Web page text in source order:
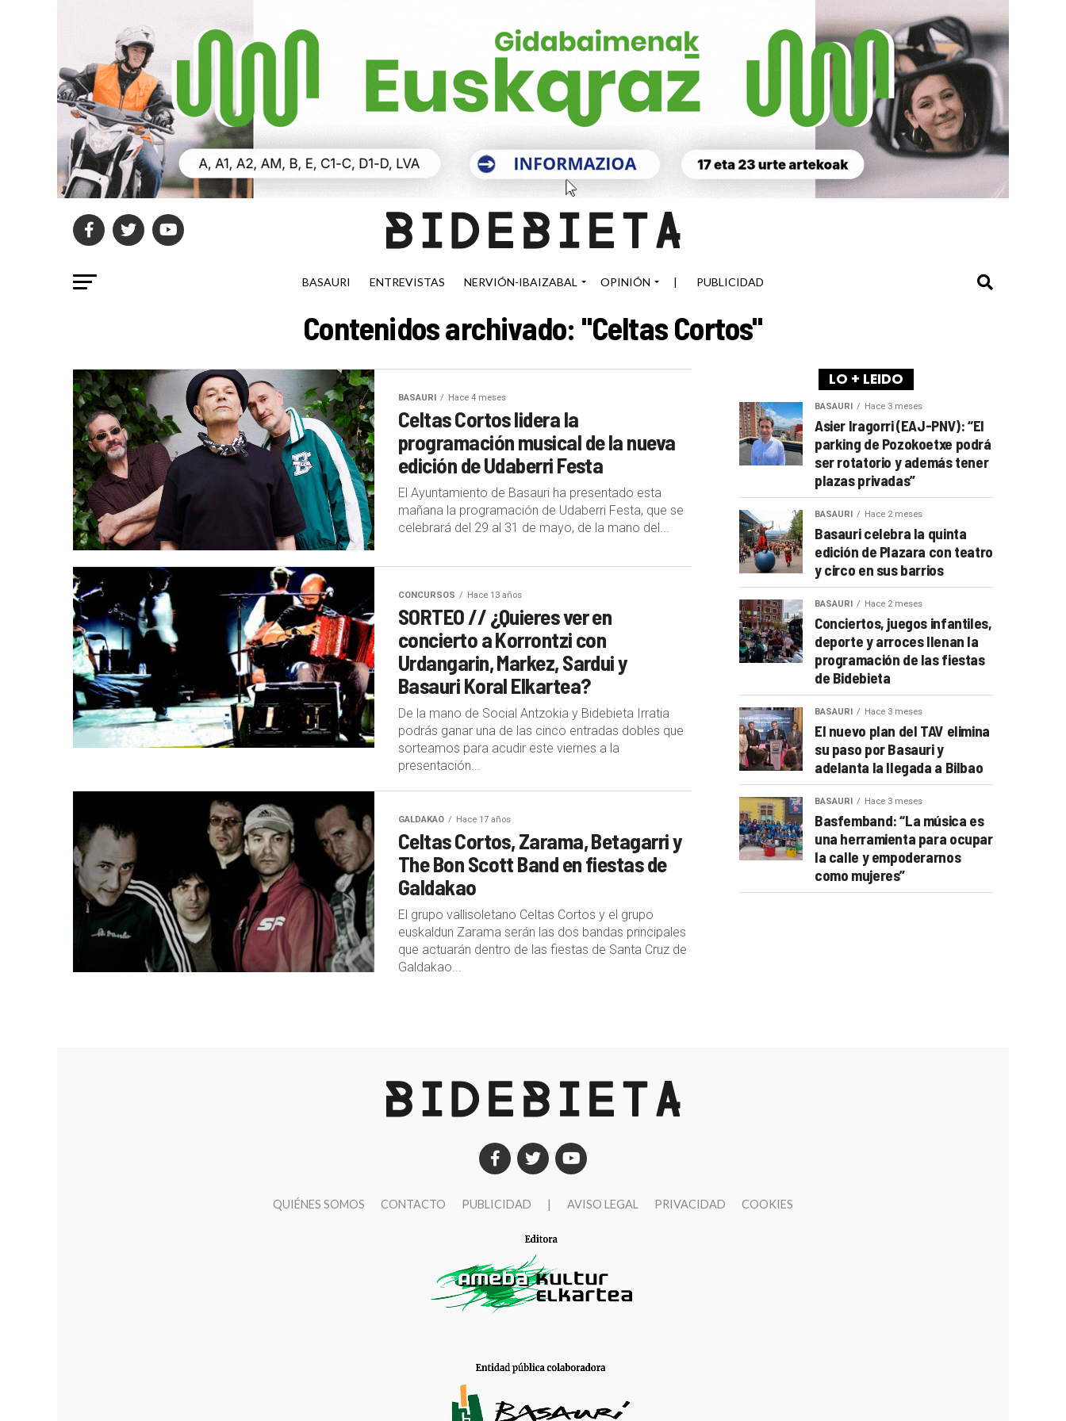
BASAURI ENTREVISTAS NERVIÓN-IBAIZABAL OPINIÓN | PUBLICIDAD
Contenidos archivado: "Celtas Cortos"
BASAURI Hace 4 meses
Celtas Cortos lidera la
programación musical de la nueva
edición de Udaberri Festa
El Ayuntamiento de Basauri ha presentado esta
mañana la programación de Udaberri Festa, que se
celebrará del 29 al 31 de mayo, de la mano del...
CONCURSOS Hace 13 años
SORTEO // ¿Quieres ver en
concierto a Korrontzi con
Urdangarin, Markez, Sardui y
Basauri Koral Elkartea?
De la mano de Social Antzokia y Bidebieta Irratia
podrás ganar una de las cinco entradas dobles que
sorteamos para acudir este viernes a la
presentación...
GALDAKAO Hace 17 años
Celtas Cortos, Zarama, Betagarri y
The Bon Scott Band en fiestas de
Galdakao
El grupo vallisoletano Celtas Cortos y el grupo
euskaldun Zarama serán las dos bandas principales
que actuarán dentro de las fiestas de Santa Cruz de
Galdakao...
LO + LEIDO
BASAURI Hace 3 meses
Asier Iragorri (EAJ-PNV): “El
parking de Pozokoetxe podrá
ser rotatorio y además tener
plazas privadas”
BASAURI Hace 2 meses
Basauri celebra la quinta
edición de Plazara con teatro
y circo en sus barrios
BASAURI Hace 2 meses
Conciertos, juegos infantiles,
deporte y arroces llenan la
programación de las fiestas
de Bidebieta
BASAURI Hace 3 meses
El nuevo plan del TAV elimina
su paso por Basauri y
adelanta la llegada a Bilbao
BASAURI Hace 3 meses
Basfemband: “La música es
una herramienta para ocupar
la calle y empoderarnos
como mujeres”
QUIÉNES SOMOS CONTACTO PUBLICIDAD | AVISO LEGAL PRIVACIDAD COOKIES